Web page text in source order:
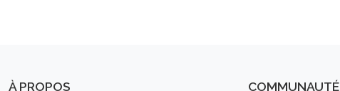
À PROPOS COMMUNAUTÉ